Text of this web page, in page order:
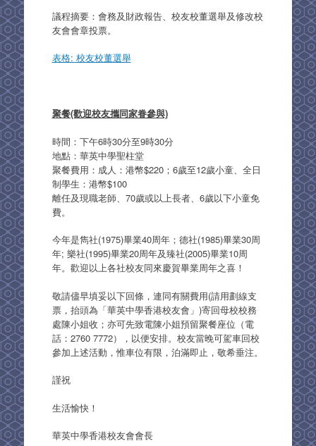
議程摘要：會務及財政報告、校友校董選舉及修改校
友會會章投票。
表格: 校友校董選舉
聚餐(歡迎校友攜同家眷參與)
時間：下午6時30分至9時30分
地點：華英中學聖柱堂
聚餐費用：成人：港幣$220；6歲至12歲小童、全日
制學生：港幣$100
離任及現職老師、70歲或以上長者、6歲以下小童免
費。
今年是雋社(1975)畢業40周年；德社(1985)畢業30周
年; 樂社(1995)畢業20周年及臻社(2005)畢業10周
年。歡迎以上各社校友同來慶賀畢業周年之喜！
敬請儘早填妥以下回條，連同有關費用(請用劃線支
票，抬頭為「華英中學香港校友會」)寄回母校校務
處陳小姐收；亦可先致電陳小姐預留聚餐座位（電
話：2760 7772），以便安排。校友當晚可駕車回校
參加上述活動，惟車位有限，泊滿即止，敬希垂注。
謹祝
生活愉快！
華英中學香港校友會會長